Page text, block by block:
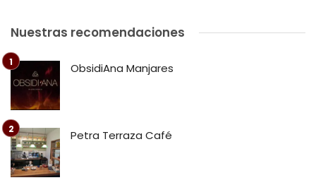
Nuestras recomendaciones
ObsidiAna Manjares
Petra Terraza Café